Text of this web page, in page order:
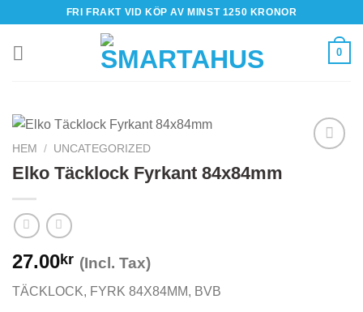
content
FRI FRAKT VID KÖP AV MINST 1250 KRONOR
0
HEM / UNCATEGORIZED
Elko Täcklock Fyrkant 84x84mm
27.00kr (Incl. Tax)
TÄCKLOCK, FYRK 84X84MM, BVB